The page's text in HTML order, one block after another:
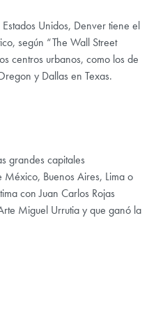
Unidos, Denver tiene el
según “The Wall Street
centros urbanos, como los de
y Dallas en Texas.
grandes capitales
Buenos Aires, Lima o
con Juan Carlos Rojas
Miguel Urrutia y que ganó la